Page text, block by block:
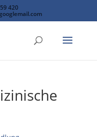
420